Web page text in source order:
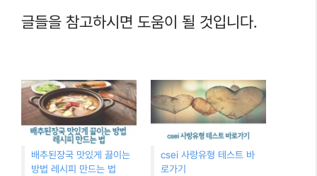
글들을 참고하시면 도움이 될 것입니다.
배추된장국 맛있게 끓이는
방법 레시피 만드는 법
csei 사랑유형 테스트 바
로가기